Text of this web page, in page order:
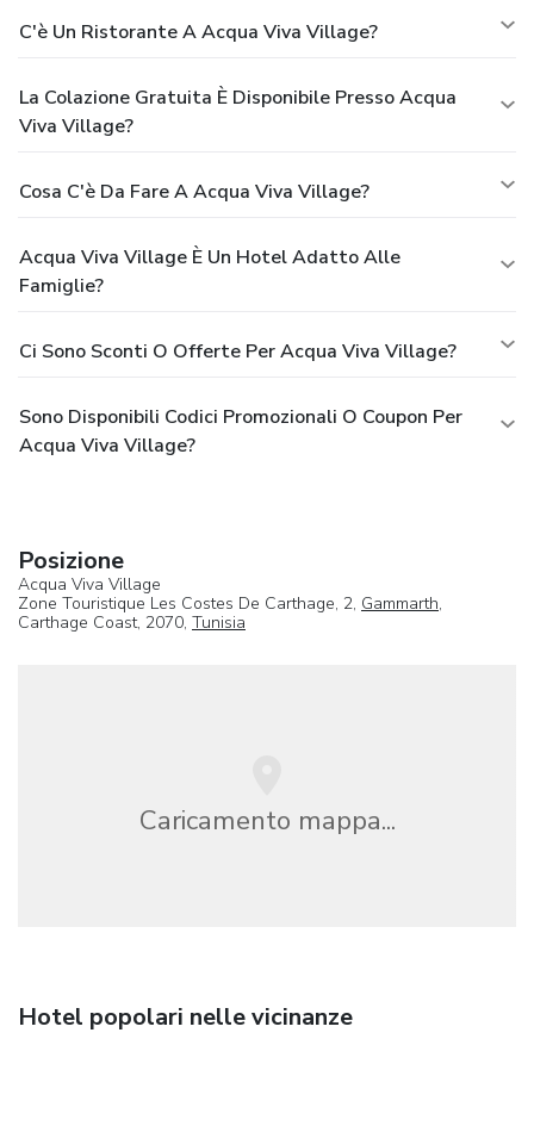
C'è Un Ristorante A Acqua Viva Village?
La Colazione Gratuita È Disponibile Presso Acqua
Viva Village?
Cosa C'è Da Fare A Acqua Viva Village?
Acqua Viva Village È Un Hotel Adatto Alle
Famiglie?
Ci Sono Sconti O Offerte Per Acqua Viva Village?
Sono Disponibili Codici Promozionali O Coupon Per
Acqua Viva Village?
Posizione
Acqua Viva Village
Zone Touristique Les Costes De Carthage, 2, Gammarth,
Carthage Coast, 2070, Tunisia
Caricamento mappa...
Hotel popolari nelle vicinanze